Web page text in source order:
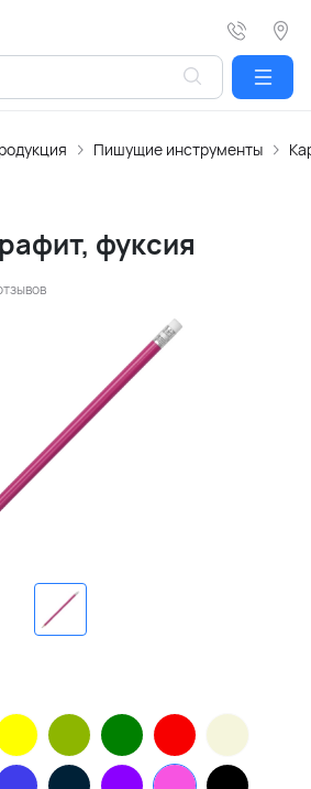
Пишущие инструменты
фуксия